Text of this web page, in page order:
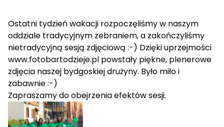
Ostatni tydzień wakacji rozpoczęliśmy w naszym
oddziale tradycyjnym zebraniem, a zakończyliśmy
nietradycyjną sesją zdjęciową :-) Dzięki uprzejmości
www.fotobartodzieje.pl powstały piękne, plenerowe
zdjęcia naszej bydgoskiej drużyny. Było miło i
zabawnie :-)
Zapraszamy do obejrzenia efektów sesji.